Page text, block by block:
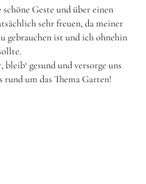
Geste und über einen
sehr freuen, da meiner
gebrauchen ist und ich ohnehin
gesund und versorge uns
um das Thema Garten!